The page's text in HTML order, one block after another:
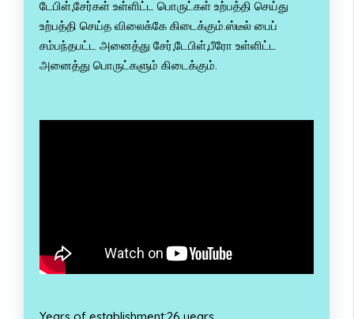
டேபிள்,சேர்கள் உள்ளிட்ட பொருட்கள் உற்பத்தி செய்து
உற்பத்தி செய்த விலைக்கே கிடைக்கும்.ஸ்டீல் பைப்
சம்பந்தபட்ட அனைத்து சேர்,டேபிள்,பீரோ உள்ளிட்ட
அனைத்து பொருட்களும் கிடைக்கும்.